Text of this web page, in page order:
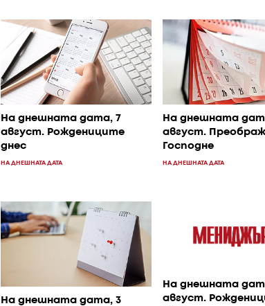
На днешната дата, 7
август. Рождениците
днес
НА ДНЕШНАТА ДАТА
На днешната
август.
Господне
НА ДНЕШНАТА ДАТА
На днешната дата, 3
На днешната
август.